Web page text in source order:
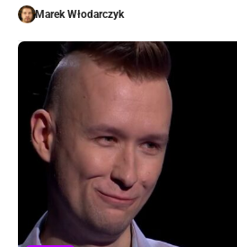
Marek Włodarczyk